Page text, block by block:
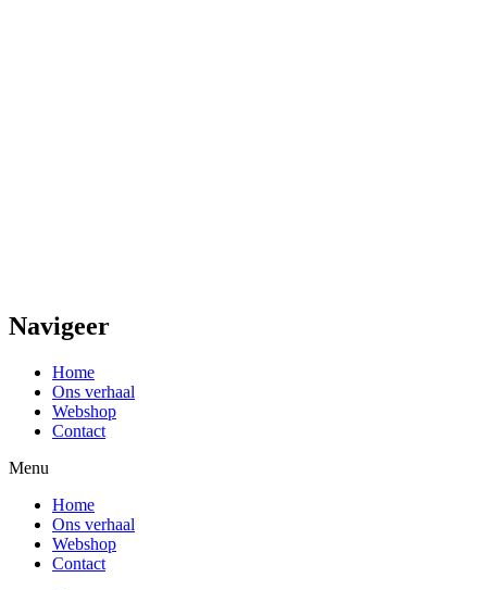
Navigeer
Home
Ons verhaal
Webshop
Contact
Menu
Home
Ons verhaal
Webshop
Contact